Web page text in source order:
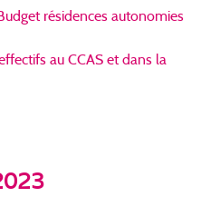
résidences autonomies
au CCAS et dans la